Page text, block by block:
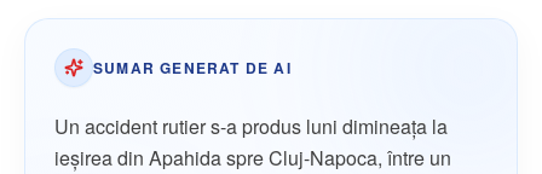
SUMAR GENERAT DE AI
Un accident rutier s-a produs luni dimineața la
ieșirea din Apahida spre Cluj-Napoca, între un